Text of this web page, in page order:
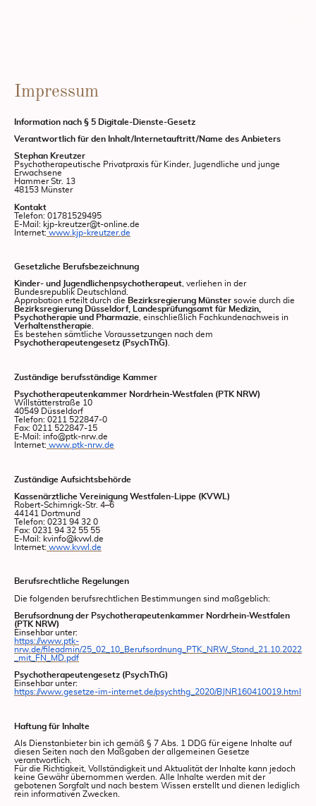
Impressum
Information nach § 5 Digitale-Dienste-Gesetz
Verantwortlich für den Inhalt/Internetauftritt/Name des Anbieters
Stephan Kreutzer
Psychotherapeutische Privatpraxis für Kinder, Jugendliche und junge
Erwachsene
Hammer Str. 13
48153 Münster
Kontakt
Telefon: 01781529495
E-Mail: kjp-kreutzer@t-online.de
Internet: www.kjp-kreutzer.de
Gesetzliche Berufsbezeichnung
Kinder- und Jugendlichenpsychotherapeut, verliehen in der
Bundesrepublik Deutschland.
Approbation erteilt durch die Bezirksregierung Münster sowie durch die
Bezirksregierung Düsseldorf, Landesprüfungsamt für Medizin,
Psychotherapie und Pharmazie, einschließlich Fachkundenachweis in
Verhaltenstherapie.
Es bestehen sämtliche Voraussetzungen nach dem
Psychotherapeutengesetz (PsychThG).
Zuständige berufsständige Kammer
Psychotherapeutenkammer Nordrhein-Westfalen (PTK NRW)
Willstätterstraße 10
40549 Düsseldorf
Telefon: 0211 522847-0
Fax: 0211 522847-15
E-Mail: info@ptk-nrw.de
Internet: www.ptk-nrw.de
Zuständige Aufsichtsbehörde
Kassenärztliche Vereinigung Westfalen-Lippe (KVWL)
Robert-Schimrigk-Str. 4–6
44141 Dortmund
Telefon: 0231 94 32 0
Fax: 0231 94 32 55 55
E-Mail: kvinfo@kvwl.de
Internet: www.kvwl.de
Berufsrechtliche Regelungen
Die folgenden berufsrechtlichen Bestimmungen sind maßgeblich:
Berufsordnung der Psychotherapeutenkammer Nordrhein-Westfalen
(PTK NRW)
Einsehbar unter:
https://www.ptk-
nrw.de/fileadmin/25_02_10_Berufsordnung_PTK_NRW_Stand_21.10.2022
_mit_FN_MD.pdf
Psychotherapeutengesetz (PsychThG)
Einsehbar unter:
https://www.gesetze-im-internet.de/psychthg_2020/BJNR160410019.html
Haftung für Inhalte
Als Dienstanbieter bin ich gemäß § 7 Abs. 1 DDG für eigene Inhalte auf
diesen Seiten nach den Maßgaben der allgemeinen Gesetze
verantwortlich.
Für die Richtigkeit, Vollständigkeit und Aktualität der Inhalte kann jedoch
keine Gewähr übernommen werden. Alle Inhalte werden mit der
gebotenen Sorgfalt und nach bestem Wissen erstellt und dienen lediglich
rein informativen Zwecken.